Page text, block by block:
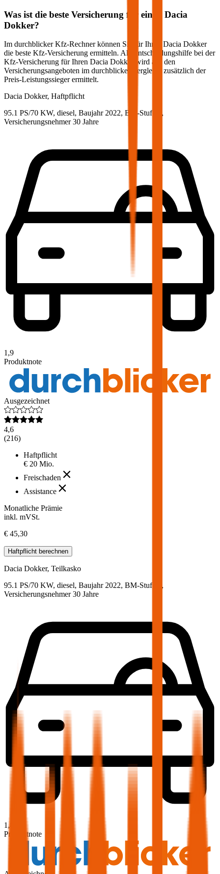
Was ist die beste Versicherung für einen Dacia
Dokker?
Im durchblicker Kfz-Rechner können Sie für Ihren Dacia Dokker
die beste Kfz-Versicherung ermitteln. Als Entscheidungshilfe bei der
Kfz-Versicherung für Ihren Dacia Dokker
wird aus den
Versicherungsangeboten im durchblicker Vergleich zusätzlich der
Preis-Leistungssieger ermittelt.
Dacia Dokker, Haftpflicht
95.1 PS/70 KW, diesel, Baujahr 2022, BM-Stufe
,
Versicherungsnehmer 30 Jahre
1,9
Produktnote
Ausgezeichnet
4,6
(216)
Haftpflicht
€ 20 Mio.
Freischaden
Assistance
Monatliche Prämie
inkl. mVSt.
€ 45,30
Haftpflicht berechnen
Dacia Dokker, Teilkasko
95.1 PS/70 KW, diesel, Baujahr 2022, BM-Stufe
,
Versicherungsnehmer 30 Jahre
1,8
Produktnote